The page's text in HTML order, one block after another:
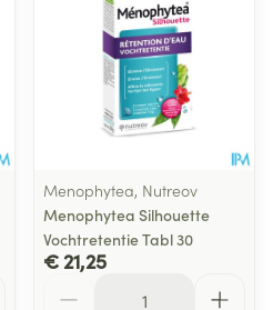
Menophytea, Nutreov
Menophytea Silhouette
Vochtretentie Tabl 30
€ 21,25